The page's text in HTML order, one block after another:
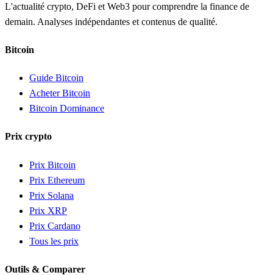
L'actualité crypto, DeFi et Web3 pour comprendre la finance de
demain. Analyses indépendantes et contenus de qualité.
Bitcoin
Guide Bitcoin
Acheter Bitcoin
Bitcoin Dominance
Prix crypto
Prix Bitcoin
Prix Ethereum
Prix Solana
Prix XRP
Prix Cardano
Tous les prix
Outils & Comparer